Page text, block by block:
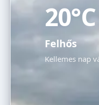
20°C
Felhős
Kellemes nap